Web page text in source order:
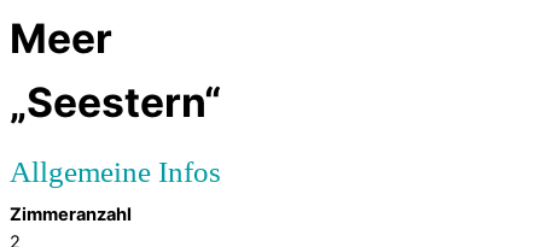
Meer
„Seestern“
Zimmeranzahl
2